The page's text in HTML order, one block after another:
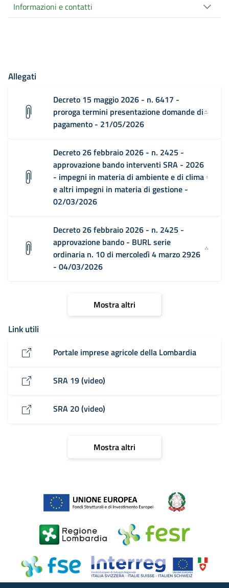
Informazioni e contatti
Allegati
Decreto 15 maggio 2026 - n. 6417 -
proroga termini presentazione domande di
pagamento - 21/05/2026
Decreto 26 febbraio 2026 - n. 2425 -
approvazione bando interventi SRA - 2026
- impegni in materia di ambiente e di clima
e altri impegni in materia di gestione -
02/03/2026
Decreto 26 febbraio 2026 - n. 2425 -
approvazione bando - BURL serie
ordinaria n. 10 di mercoledì 4 marzo 2926
- 04/03/2026
Mostra altri
Link utili
Portale imprese agricole della Lombardia
SRA 19 (video)
SRA 20 (video)
Mostra altri